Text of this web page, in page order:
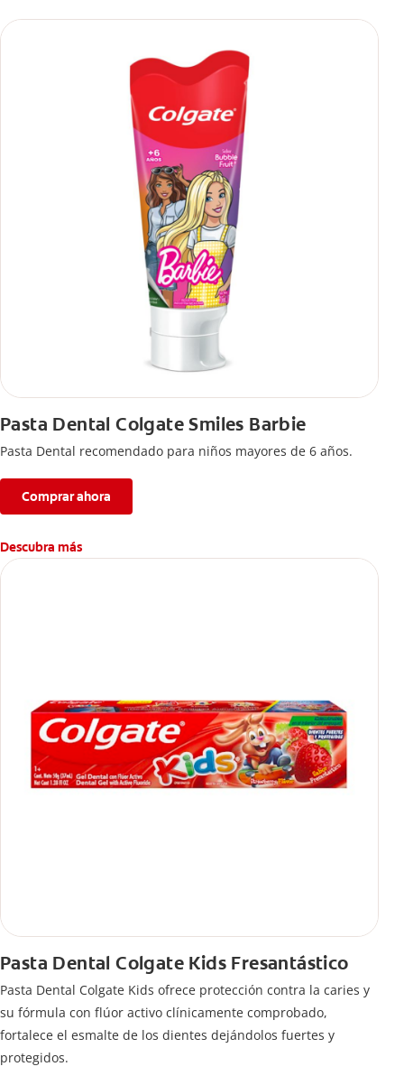
Pasta Dental Colgate Smiles Barbie
Pasta Dental recomendado para niños mayores de 6 años.
Comprar ahora
Descubra más
Pasta Dental Colgate Kids Fresantástico
Pasta Dental Colgate Kids ofrece protección contra la caries y
su fórmula con flúor activo clínicamente comprobado,
fortalece el esmalte de los dientes dejándolos fuertes y
protegidos.